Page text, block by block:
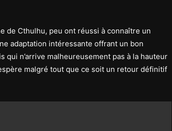
de Cthulhu, peu ont réussi à connaître un
adaptation intéressante offrant un bon
n’arrive malheureusement pas à la hauteur
malgré tout que ce soit un retour définitif